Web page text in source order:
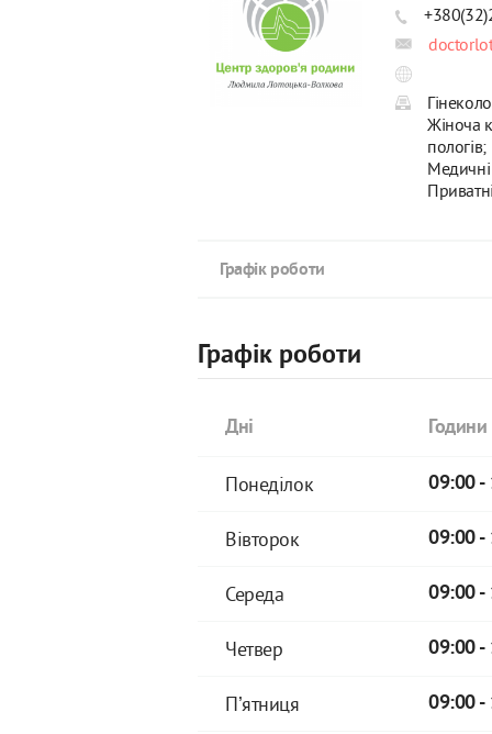
Жіноча
пологів;
Медичні
Графік роботи
Графік роботи
Дні
Понеділок 09:00 -
Вівторок 09:00 -
Середа 09:00 -
Четвер 09:00 -
Пʼятниця 09:00 -